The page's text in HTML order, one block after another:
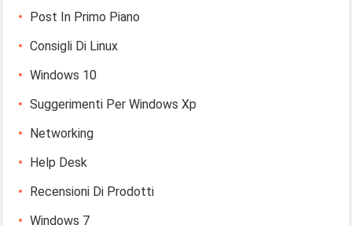
Post In Primo Piano
Consigli Di Linux
Windows 10
Suggerimenti Per Windows Xp
Networking
Help Desk
Recensioni Di Prodotti
Windows 7